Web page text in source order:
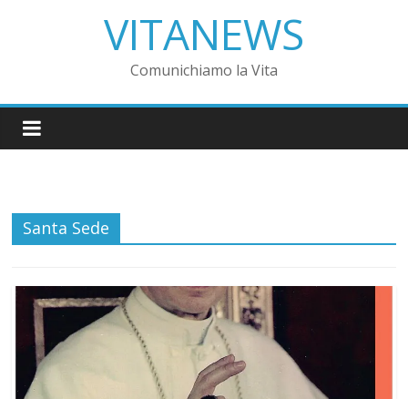
VITANEWS
Comunichiamo la Vita
Santa Sede